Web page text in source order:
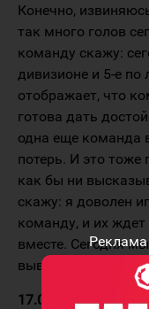
Реклама
Конечно,
так много голов
команду скажу:
дивизионе и 5-е по
отображает, что
готова дать
одна еще команда
потерь. И это
как бы ни
скажу: я доволен
команду, и их
вместе. Сегодня
выводы. Но только
17.02.2011 г. ВХЛ.